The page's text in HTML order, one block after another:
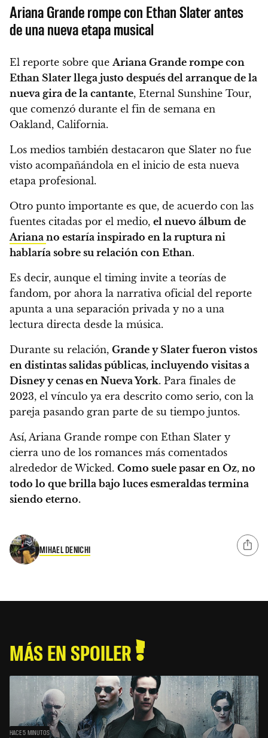
Ariana Grande rompe con Ethan Slater antes
de una nueva etapa musical
El reporte sobre que Ariana Grande rompe con
Ethan Slater llega justo después del arranque de la
nueva gira de la cantante, Eternal Sunshine Tour,
que comenzó durante el fin de semana en
Oakland, California.
Los medios también destacaron que Slater no fue
visto acompañándola en el inicio de esta nueva
etapa profesional.
Otro punto importante es que, de acuerdo con las
fuentes citadas por el medio, el nuevo álbum de
Ariana no estaría inspirado en la ruptura ni
hablaría sobre su relación con Ethan.
Es decir, aunque el timing invite a teorías de
fandom, por ahora la narrativa oficial del reporte
apunta a una separación privada y no a una
lectura directa desde la música.
Durante su relación, Grande y Slater fueron vistos
en distintas salidas públicas, incluyendo visitas a
Disney y cenas en Nueva York. Para finales de
2023, el vínculo ya era descrito como serio, con la
pareja pasando gran parte de su tiempo juntos.
Así, Ariana Grande rompe con Ethan Slater y
cierra uno de los romances más comentados
alrededor de Wicked. Como suele pasar en Oz, no
todo lo que brilla bajo luces esmeraldas termina
siendo eterno.
MIHAEL DENICHI
MÁS EN SPOILER
HACE 5 MINUTOS